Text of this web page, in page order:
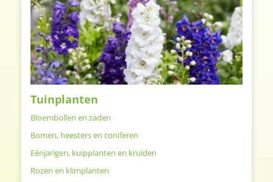
Tuinplanten
Bloembollen en zaden
Bomen, heesters en coniferen
Eénjarigen, kuipplanten en kruiden
Rozen en klimplanten